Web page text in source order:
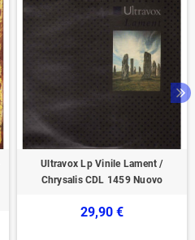
Ultravox Lp Vinile Lament /
Chrysalis ‎CDL 1459 Nuovo
29,90 €